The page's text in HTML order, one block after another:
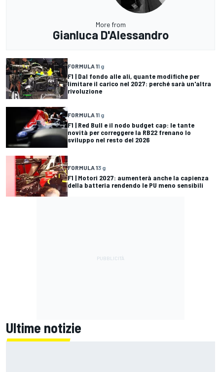
More from
Gianluca D'Alessandro
FORMULA 11 g
F1 | Dal fondo alle ali, quante modifiche per
limitare il carico nel 2027: perché sarà un'altra
rivoluzione
FORMULA 11 g
F1 | Red Bull e il nodo budget cap: le tante
novità per correggere la RB22 frenano lo
sviluppo nel resto del 2026
FORMULA 13 g
F1 | Motori 2027: aumenterà anche la capienza
della batteria rendendo le PU meno sensibili
Ultime notizie